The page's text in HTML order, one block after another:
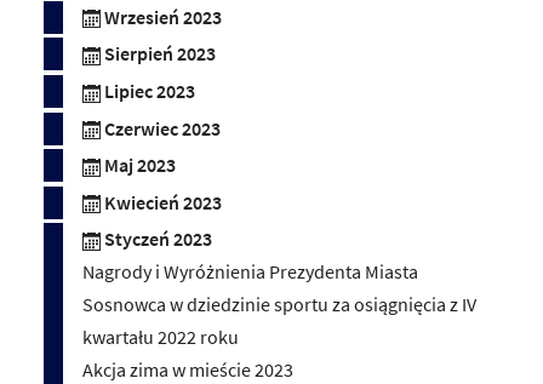
Wrzesień 2023
Sierpień 2023
Lipiec 2023
Czerwiec 2023
Maj 2023
Kwiecień 2023
Styczeń 2023
Nagrody i Wyróżnienia Prezydenta Miasta
Sosnowca w dziedzinie sportu za osiągnięcia z IV
kwartału 2022 roku
Akcja zima w mieście 2023